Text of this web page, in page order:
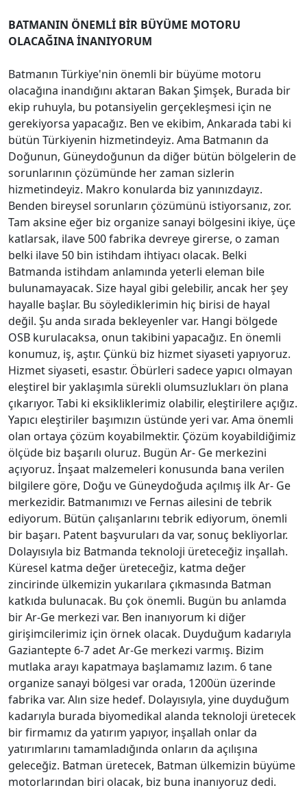
BATMANIN ÖNEMLİ BİR BÜYÜME MOTORU
OLACAĞINA İNANIYORUM
Batmanın Türkiye'nin önemli bir büyüme motoru
olacağına inandığını aktaran Bakan Şimşek, Burada bir
ekip ruhuyla, bu potansiyelin gerçekleşmesi için ne
gerekiyorsa yapacağız. Ben ve ekibim, Ankarada tabi ki
bütün Türkiyenin hizmetindeyiz. Ama Batmanın da
Doğunun, Güneydoğunun da diğer bütün bölgelerin de
sorunlarının çözümünde her zaman sizlerin
hizmetindeyiz. Makro konularda biz yanınızdayız.
Benden bireysel sorunların çözümünü istiyorsanız, zor.
Tam aksine eğer biz organize sanayi bölgesini ikiye, üçe
katlarsak, ilave 500 fabrika devreye girerse, o zaman
belki ilave 50 bin istihdam ihtiyacı olacak. Belki
Batmanda istihdam anlamında yeterli eleman bile
bulunamayacak. Size hayal gibi gelebilir, ancak her şey
hayalle başlar. Bu söylediklerimin hiç birisi de hayal
değil. Şu anda sırada bekleyenler var. Hangi bölgede
OSB kurulacaksa, onun takibini yapacağız. En önemli
konumuz, iş, aştır. Çünkü biz hizmet siyaseti yapıyoruz.
Hizmet siyaseti, esastır. Öbürleri sadece yapıcı olmayan
eleştirel bir yaklaşımla sürekli olumsuzlukları ön plana
çıkarıyor. Tabi ki eksikliklerimiz olabilir, eleştirilere açığız.
Yapıcı eleştiriler başımızın üstünde yeri var. Ama önemli
olan ortaya çözüm koyabilmektir. Çözüm koyabildiğimiz
ölçüde biz başarılı oluruz. Bugün Ar- Ge merkezini
açıyoruz. İnşaat malzemeleri konusunda bana verilen
bilgilere göre, Doğu ve Güneydoğuda açılmış ilk Ar- Ge
merkezidir. Batmanımızı ve Fernas ailesini de tebrik
ediyorum. Bütün çalışanlarını tebrik ediyorum, önemli
bir başarı. Patent başvuruları da var, sonuç bekliyorlar.
Dolayısıyla biz Batmanda teknoloji üreteceğiz inşallah.
Küresel katma değer üreteceğiz, katma değer
zincirinde ülkemizin yukarılara çıkmasında Batman
katkıda bulunacak. Bu çok önemli. Bugün bu anlamda
bir Ar-Ge merkezi var. Ben inanıyorum ki diğer
girişimcilerimiz için örnek olacak. Duyduğum kadarıyla
Gaziantepte 6-7 adet Ar-Ge merkezi varmış. Bizim
mutlaka arayı kapatmaya başlamamız lazım. 6 tane
organize sanayi bölgesi var orada, 1200ün üzerinde
fabrika var. Alın size hedef. Dolayısıyla, yine duyduğum
kadarıyla burada biyomedikal alanda teknoloji üretecek
bir firmamız da yatırım yapıyor, inşallah onlar da
yatırımlarını tamamladığında onların da açılışına
geleceğiz. Batman üretecek, Batman ülkemizin büyüme
motorlarından biri olacak, biz buna inanıyoruz dedi.